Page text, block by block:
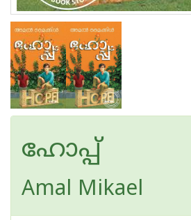
ഹോപ്പ്
Amal Mikael